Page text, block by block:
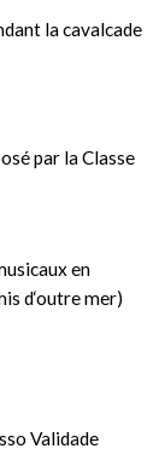
la cavalcade
par la Classe
en
d‘outre mer)
Validade